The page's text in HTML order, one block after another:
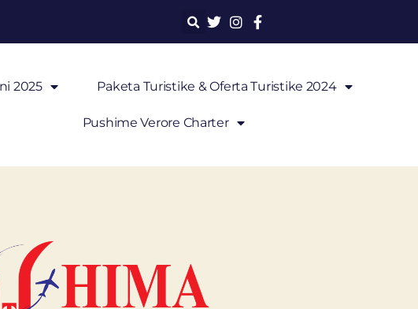
2025 Paketa Turistike & Oferta Turistike 2024
Pushime Verore Charter